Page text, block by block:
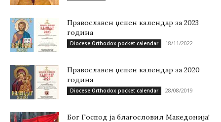
Православен џепен календар за 2023
година
Diocese Orthodox pocket calendar 18/11/2022
Православен џепен календар за 2020
година
Diocese Orthodox pocket calendar 28/08/2019
Бог Господ ја благословил Македонија!